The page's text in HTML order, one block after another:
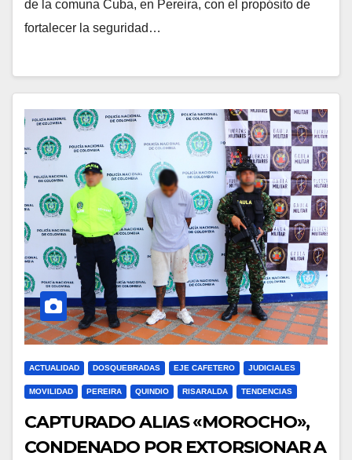
de la comuna Cuba, en Pereira, con el propósito de
fortalecer la seguridad…
ACTUALIDAD DOSQUEBRADAS EJE CAFETERO JUDICIALES
MOVILIDAD PEREIRA QUINDIO RISARALDA TENDENCIAS
CAPTURADO ALIAS «MOROCHO»,
CONDENADO POR EXTORSIONAR A